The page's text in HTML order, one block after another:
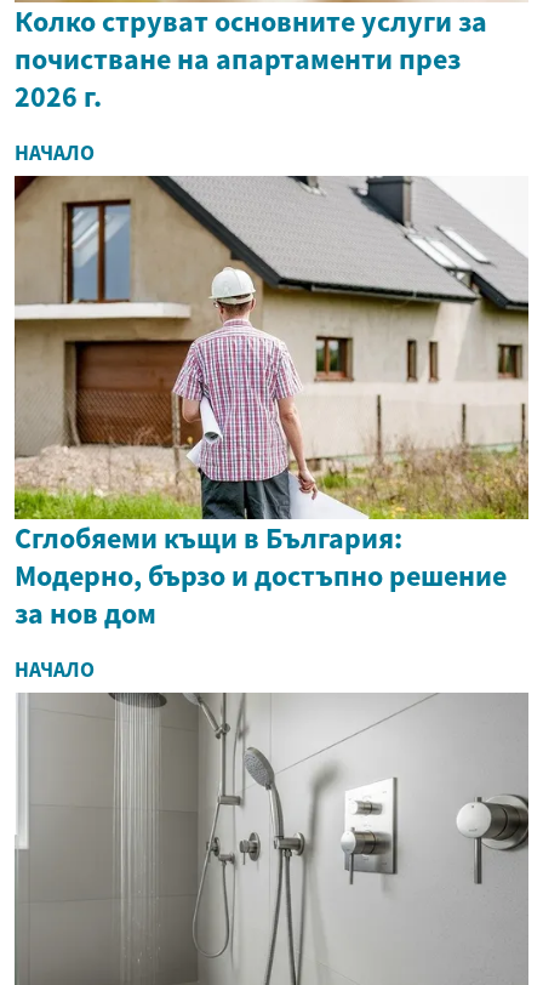
Колко струват основните услуги за
почистване на апартаменти през
2026 г.
НАЧАЛО
Сглобяеми къщи в България:
Модерно, бързо и достъпно решение
за нов дом
НАЧАЛО